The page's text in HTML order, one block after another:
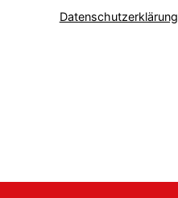
Datenschutzerklärung